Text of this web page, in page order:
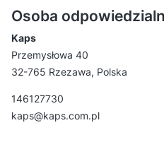
Osoba
Kaps
Przemysłowa 40
32-765 Rzezawa, Polska
146127730
kaps@kaps.com.pl